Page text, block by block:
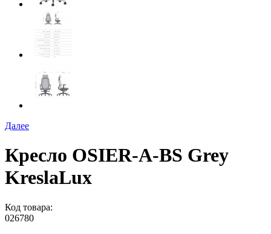
Далее
Кресло OSIER-A-BS Grey
KreslaLux
Код товара:
026780